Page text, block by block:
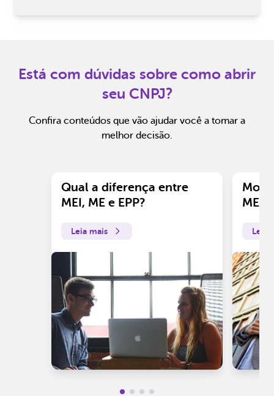
Está com dúvidas sobre como abrir
seu CNPJ?
Confira conteúdos que vão ajudar você a tomar a
melhor decisão.
Qual a diferença entre
MEI, ME e EPP?
Leia mais
ME?
Leia